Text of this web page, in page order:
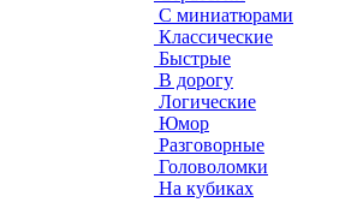
С миниатюрами
Классические
Быстрые
В дорогу
Логические
Юмор
Разговорные
Головоломки
На кубиках